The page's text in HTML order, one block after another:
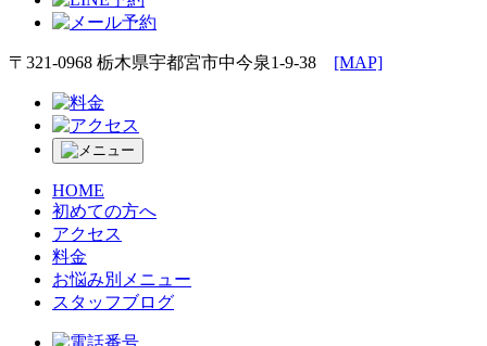
〒321-0968 栃木県宇都宮市中今泉1-9-38 [MAP]
HOME
初めての方へ
アクセス
料金
お悩み別 メニュー
スタッフブログ